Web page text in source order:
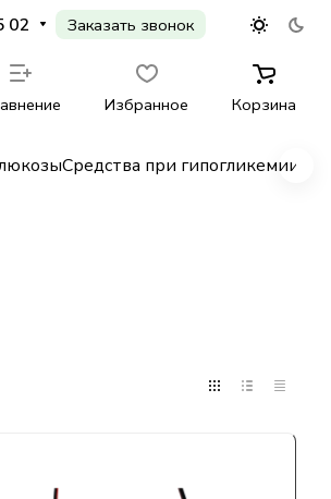
02 Заказать звонок
Избранное Корзина
Средства при гипогликемии